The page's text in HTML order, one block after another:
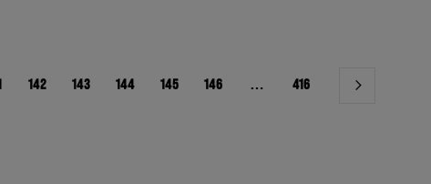
142 143 144 145 146 … 416